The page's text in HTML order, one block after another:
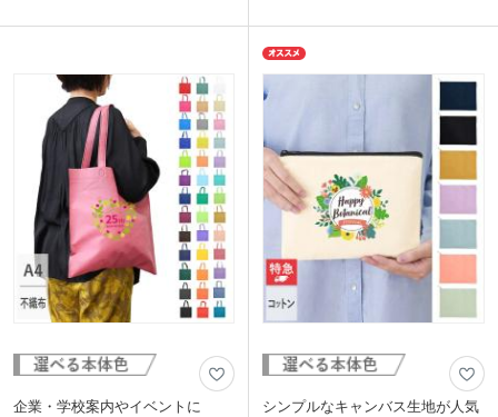
ポストイン可能なノベルティです。
名を印刷すれば、宣伝効果の高い販促品
に。セミナーの参加特典や卒業記念品な
どにおすすめです。
で入れたものが透けにくいので説明会で
ど幅広い用途で役立ちます。
名入れは1色・フルカラーで対応してい
ます。ロゴやイラストを印刷してオリジ
ナルトートバッグを作成してみてはいか
企業・学校案内やイベントに シンプルなキャンバス生地が人気